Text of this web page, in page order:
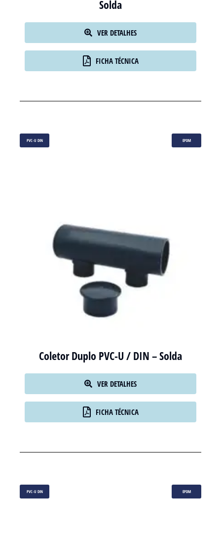
Solda
VER DETALHES
FICHA TÉCNICA
PVC-U DIN EPDM
Coletor Duplo PVC-U / DIN – Solda
VER DETALHES
FICHA TÉCNICA
PVC-U DIN EPDM